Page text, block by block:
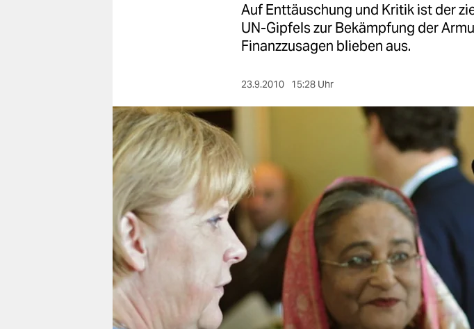
nord
wahrheit
verlag
verlag
veranstaltungen
shop
fragen & hilfe
unterstützen
Auf Enttäuschung und Kritik ist der
UN-Gipfels zur Bekämpfung der
Finanzzusagen blieben aus.
23.9.2010 15:28 Uhr